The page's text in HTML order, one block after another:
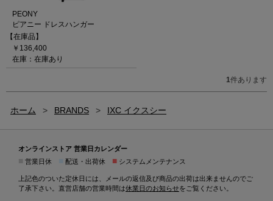
PEONY
ピアニー ドレスハンガー
【在庫品】
￥136,400
在庫：在庫あり
1件あります
ホーム > BRANDS > IXC イクスシー
オンラインストア 営業日カレンダー
営業日休 配送・出荷休 ■ システムメンテナンス
上記色のついた定休日には、メールの返信及び商品の出荷は出来ませんのでご
了承下さい。直営店舗の営業時間は休業日のお知らせをご覧ください。